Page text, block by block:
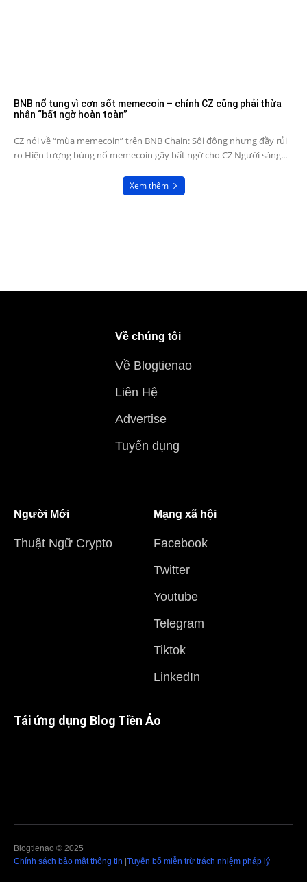
BNB nổ tung vì cơn sốt memecoin – chính CZ cũng phải thừa
nhận “bất ngờ hoàn toàn”
CZ nói về “mùa memecoin” trên BNB Chain: Sôi động nhưng đầy rủi
ro Hiện tượng bùng nổ memecoin gây bất ngờ cho CZ Người sáng...
Xem thêm
Về chúng tôi
Về Blogtienao
Liên Hệ
Advertise
Tuyển dụng
Người Mới
Thuật Ngữ Crypto
Mạng xã hội
Facebook
Twitter
Youtube
Telegram
Tiktok
LinkedIn
Tải ứng dụng Blog Tiền Ảo
Blogtienao © 2025
Chính sách bảo mật thông tin |Tuyên bố miễn trừ trách nhiệm pháp lý